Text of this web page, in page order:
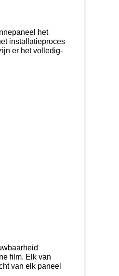
het
installatieproces
er het volledig-
film. Elk van
van elk paneel